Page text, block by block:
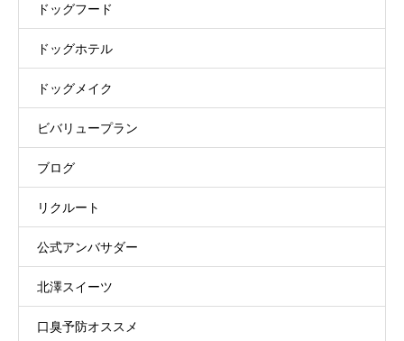
ドッグフード
ドッグホテル
ドッグメイク
ビバリュープラン
ブログ
リクルート
公式アンバサダー
北澤スイーツ
口臭予防オススメ